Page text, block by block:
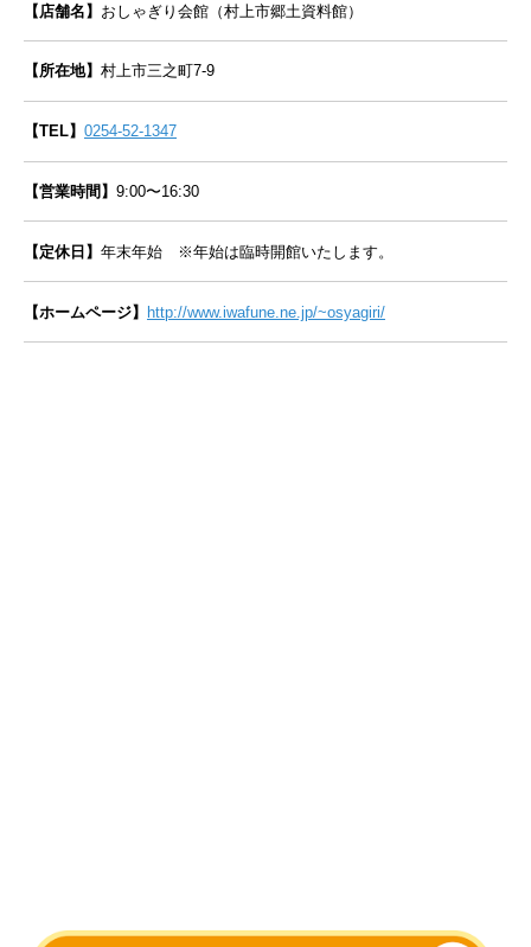
【店舗名】 おしゃぎり会館（村上市郷土資料館）
【所在地】 村上市三之町7-9
【TEL】 0254-52-1347
【営業時間】 9:00〜16:30
【定休日】 年末年始 ※年始は臨時開館いたします。
【ホームページ】 http://www.iwafune.ne.jp/~osyagiri/